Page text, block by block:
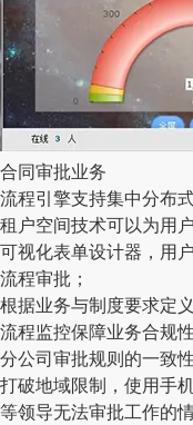
合同审批业务
流程引擎支持集中分布
租户空间技术可以为用
可视化表单设计器，用
流程审批；
根据业务与制度要求定
流程监控保障业务合规
分公司审批规则的一致
打破地域限制，使用手
等领导无法审批工作的